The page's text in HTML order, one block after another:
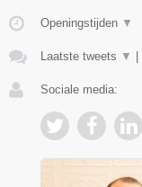
Openingstijden ▼
Laatste tweets ▼
Sociale media: